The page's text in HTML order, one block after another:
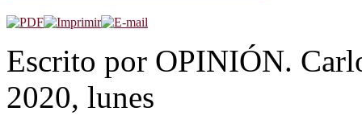
Escrito por OPINIÓN.
2020, lunes